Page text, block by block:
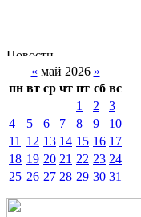
« май 2026 »
пн вт ср чт пт сб вс
1
2
3
4
5 6 7 8 9
10
11
12 13 14 15 16 17
18 19 20 21 22 23 24
25 26 27 28 29 30 31